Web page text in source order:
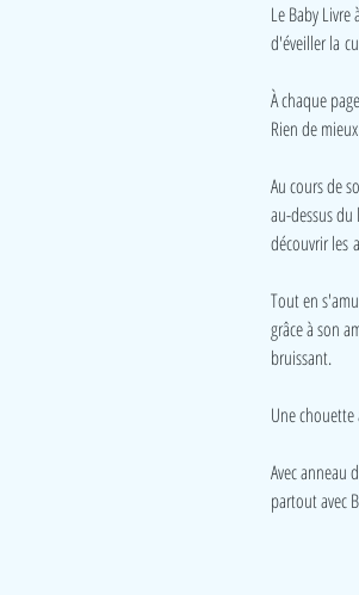
Le Baby
d'éveiller la
À chaque
Rien de
Au cours de
au-dessus
découvrir les
Tout en
grâce à son
bruissant.
Une
Avec anneau
partout avec